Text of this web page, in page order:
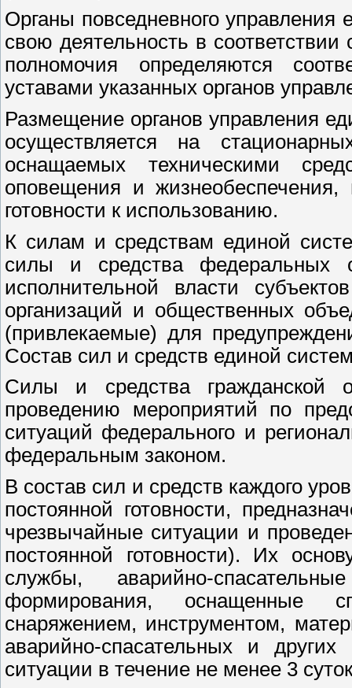
Органы повседневного
свою деятельность в
полномочия определяются
уставами указанных органов
Размещение органов управления
осуществляется на
оснащаемых техническими
оповещения и
готовности к использованию.
К силам и средствам единой
силы и средства федеральных
исполнительной власти
организаций и общественных
(привлекаемые) для
Состав сил и средств единой
Силы и средства гражданской
проведению мероприятий по
ситуаций федерального и
федеральным законом.
В состав сил и средств каждого
постоянной готовности,
чрезвычайные ситуации и
постоянной готовности). Их
службы, аварийно-
формирования, оснащенные
снаряжением, инструментом,
аварийно-спасательных и
ситуации в течение не менее 3